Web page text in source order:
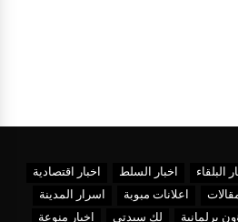
البلقاء اخبار السلط
اخبار اقتصادية
اعلانات مبوبة
اسرار المدينة
برلمانية لك سيدتي اخبار منوعة